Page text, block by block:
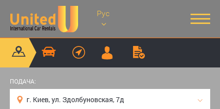
Рус
ПОДАЧА: